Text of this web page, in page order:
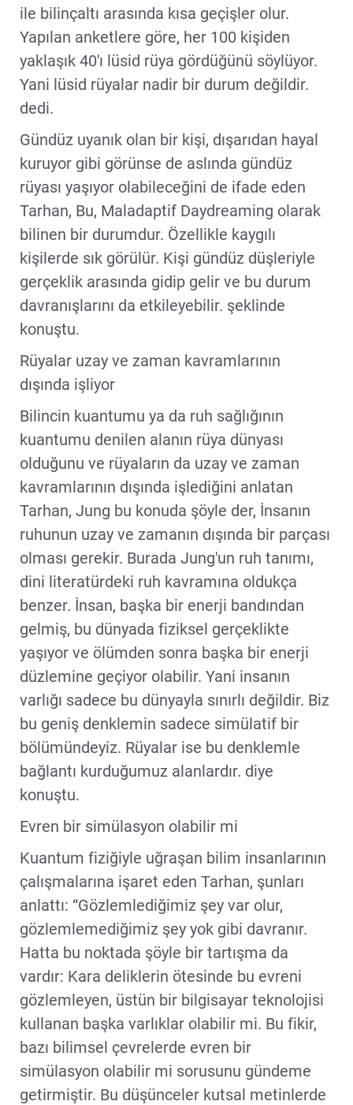
ile bilinçaltı arasında kısa geçişler olur.
Yapılan anketlere göre, her 100 kişiden
yaklaşık 40'ı lüsid rüya gördüğünü söylüyor.
Yani lüsid rüyalar nadir bir durum değildir.
dedi.
Gündüz uyanık olan bir kişi, dışarıdan hayal
kuruyor gibi görünse de aslında gündüz
rüyası yaşıyor olabileceğini de ifade eden
Tarhan, Bu, Maladaptif Daydreaming olarak
bilinen bir durumdur. Özellikle kaygılı
kişilerde sık görülür. Kişi gündüz düşleriyle
gerçeklik arasında gidip gelir ve bu durum
davranışlarını da etkileyebilir. şeklinde
konuştu.
Rüyalar uzay ve zaman kavramlarının
dışında işliyor
Bilincin kuantumu ya da ruh sağlığının
kuantumu denilen alanın rüya dünyası
olduğunu ve rüyaların da uzay ve zaman
kavramlarının dışında işlediğini anlatan
Tarhan, Jung bu konuda şöyle der, İnsanın
ruhunun uzay ve zamanın dışında bir parçası
olması gerekir. Burada Jung'un ruh tanımı,
dini literatürdeki ruh kavramına oldukça
benzer. İnsan, başka bir enerji bandından
gelmiş, bu dünyada fiziksel gerçeklikte
yaşıyor ve ölümden sonra başka bir enerji
düzlemine geçiyor olabilir. Yani insanın
varlığı sadece bu dünyayla sınırlı değildir. Biz
bu geniş denklemin sadece simülatif bir
bölümündeyiz. Rüyalar ise bu denklemle
bağlantı kurduğumuz alanlardır. diye
konuştu.
Evren bir simülasyon olabilir mi
Kuantum fiziğiyle uğraşan bilim insanlarının
çalışmalarına işaret eden Tarhan, şunları
anlattı: “Gözlemlediğimiz şey var olur,
gözlemlemediğimiz şey yok gibi davranır.
Hatta bu noktada şöyle bir tartışma da
vardır: Kara deliklerin ötesinde bu evreni
gözlemleyen, üstün bir bilgisayar teknolojisi
kullanan başka varlıklar olabilir mi. Bu fikir,
bazı bilimsel çevrelerde evren bir
simülasyon olabilir mi sorusunu gündeme
getirmiştir. Bu düşünceler kutsal metinlerde